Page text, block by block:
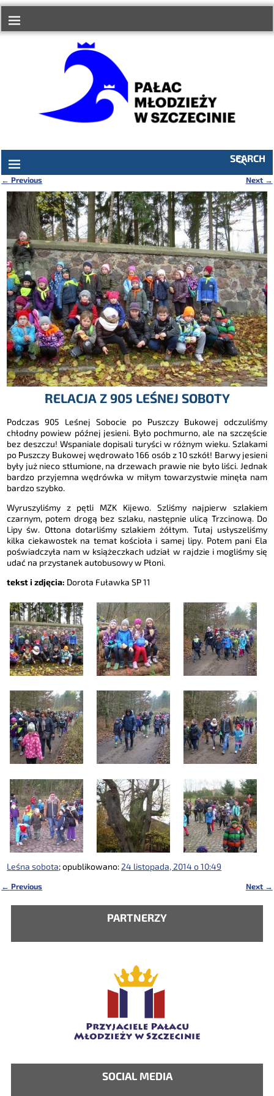
treści
SEARCH
Nawigacja
← Previous Next →
RELACJA Z 905 LEŚNEJ SOBOTY
Podczas 905 Leśnej Sobocie po Puszczy Bukowej odczuliśmy
chłodny powiew późnej jesieni. Było pochmurno, ale na szczęście
bez deszczu! Wspaniale dopisali turyści w różnym wieku. Szlakami
po Puszczy Bukowej wędrowało 166 osób z 10 szkół! Barwy jesieni
były już nieco stłumione, na drzewach prawie nie było liści. Jednak
bardzo przyjemna wędrówka w miłym towarzystwie minęła nam
bardzo szybko.
Wyruszyliśmy z pętli MZK Kijewo. Szliśmy najpierw szlakiem
czarnym, potem drogą bez szlaku, następnie ulicą Trzcinową. Do
Lipy św. Ottona dotarliśmy szlakiem żółtym. Tutaj usłyszeliśmy
kilka ciekawostek na temat kościoła i samej lipy. Potem pani Ela
poświadczyła nam w książeczkach udział w rajdzie i mogliśmy się
udać na przystanek autobusowy w Płoni.
tekst i zdjęcia: Dorota Fuławka SP 11
Leśna sobota; opublikowano: 24 listopada, 2014 o 10:49
← Previous Next →
PARTNERZY
SOCIAL MEDIA